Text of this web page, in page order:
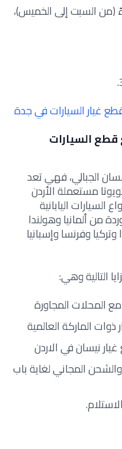
8 صباحاً - 6 مساءً (من السبت إلى الخميس)،
غيار السيارات في جدة
قطع السيارات
الجبالي، فهي تعد
مستعملة الأردن
اليابانية
من ألمانيا وهولندا
وفرنسا وإسبانيا
التالية وهي:
المحلات المجاورة
الماركة العالمية
نيسان في الاردن
المجاني لغاية باب